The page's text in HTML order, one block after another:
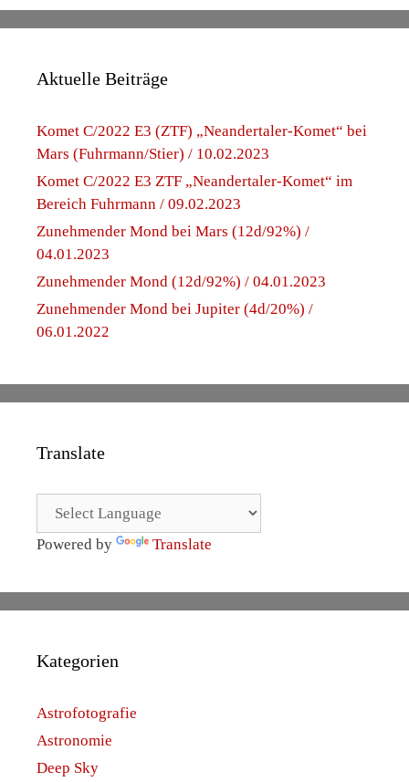
Aktuelle Beiträge
Komet C/2022 E3 (ZTF) „Neandertaler-Komet“ bei
Mars (Fuhrmann/Stier) / 10.02.2023
Komet C/2022 E3 ZTF „Neandertaler-Komet“ im
Bereich Fuhrmann / 09.02.2023
Zunehmender Mond bei Mars (12d/92%) /
04.01.2023
Zunehmender Mond (12d/92%) / 04.01.2023
Zunehmender Mond bei Jupiter (4d/20%) /
06.01.2022
Translate
Powered by Translate
Kategorien
Astrofotografie
Astronomie
Deep Sky